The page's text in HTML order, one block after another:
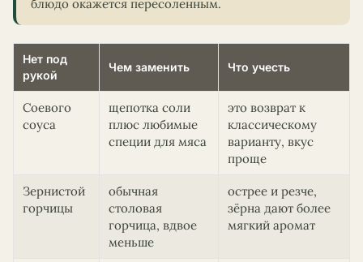
блюдо окажется пересоленным.
Нет под
рукой
Чем заменить Что учесть
Соевого
соуса
щепотка соли
плюс любимые
специи для мяса
это возврат к
классическому
варианту, вкус
проще
Зернистой
горчицы
обычная
столовая
горчица, вдвое
меньше
острее и резче,
зёрна дают более
мягкий аромат